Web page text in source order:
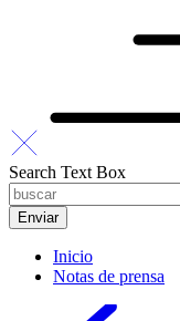
Search Text Box
Inicio
Notas de prensa